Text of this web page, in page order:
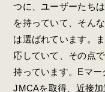
つに、ユーザーたち
を持っていて、そん
は選ばれています。
応していて、その点
持っています。Eマ
JMCAを取得、近接加